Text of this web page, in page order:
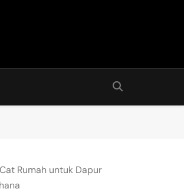
Rumah untuk Dapur